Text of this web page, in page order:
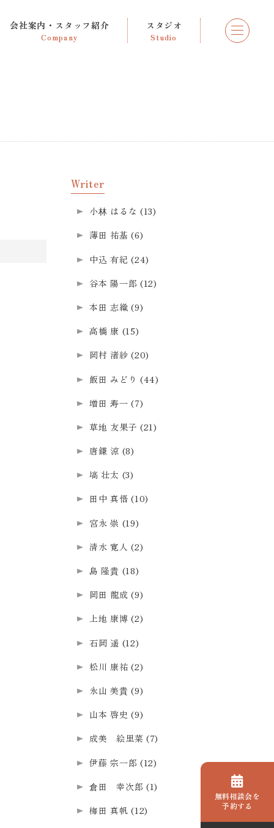
会社案内・スタッフ紹介
Company
スタジオ
Studio
Writer
小林 はるな (13)
薄田 祐基 (6)
中込 有紀 (24)
谷本 陽一郎 (12)
本田 志織 (9)
高橋 康 (15)
岡村 渚紗 (20)
飯田 みどり (44)
増田 寿一 (7)
草地 友果子 (21)
唐鎌 涼 (8)
塙 壮太 (3)
田中 真悟 (10)
宮永 崇 (19)
清水 寛人 (2)
島 隆貴 (18)
岡田 龍成 (9)
上地 康博 (2)
石岡 遥 (12)
松川 康祐 (2)
永山 美貴 (9)
山本 啓史 (9)
成美 絵里菜 (7)
伊藤 宗一郎 (12)
倉田 幸次郎 (1)
梅田 真帆 (12)
無料相談会を
予約する